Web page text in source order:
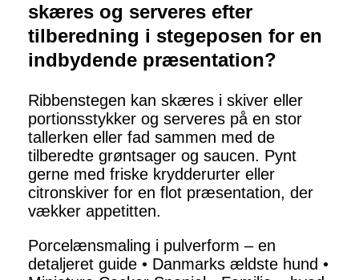
skæres og serveres efter
tilberedning i stegeposen for en
indbydende præsentation?
Ribbenstegen kan skæres i skiver eller
portionsstykker og serveres på en stor
tallerken eller fad sammen med de
tilberedte grøntsager og saucen. Pynt
gerne med friske krydderurter eller
citronskiver for en flot præsentation, der
vækker appetitten.
Porcelænsmaling i pulverform – en
detaljeret guide • Danmarks ældste hund •